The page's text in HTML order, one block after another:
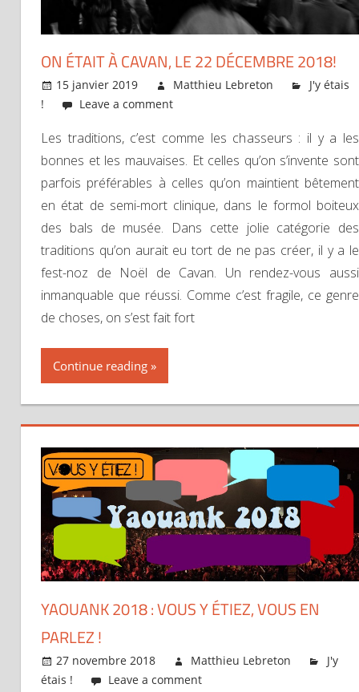
ON ÉTAIT À CAVAN, LE 22 DÉCEMBRE 2018!
15 janvier 2019 Matthieu Lebreton
J'y étais
!
Leave a comment
Les traditions, c’est comme les chasseurs : il y a les
bonnes et les mauvaises. Et celles qu’on s’invente sont
parfois préférables à celles qu’on maintient bêtement
en état de semi-mort clinique, dans le formol boiteux
des bals de musée. Dans cette jolie catégorie des
traditions qu’on aurait eu tort de ne pas créer, il y a le
fest-noz de Noël de Cavan. Un rendez-vous aussi
inmanquable que réussi. Comme c’est fragile, ce genre
de choses, on s’est fait fort
Continue reading
YAOUANK 2018 : VOUS Y ÉTIEZ, VOUS EN
PARLEZ !
27 novembre 2018 Matthieu Lebreton
J'y
étais !
Leave a comment